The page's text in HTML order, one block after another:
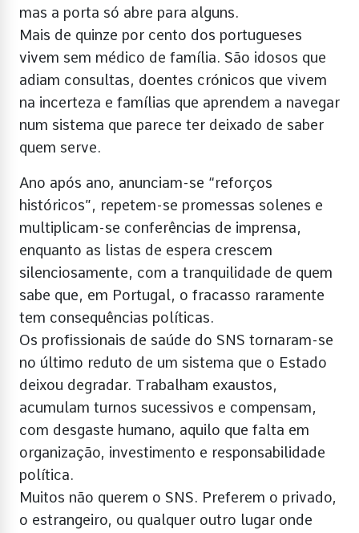
mas a porta só abre para alguns.
Mais de quinze por cento dos portugueses
vivem sem médico de família. São idosos que
adiam consultas, doentes crónicos que vivem
na incerteza e famílias que aprendem a navegar
num sistema que parece ter deixado de saber
quem serve.
Ano após ano, anunciam-se “reforços
históricos”, repetem-se promessas solenes e
multiplicam-se conferências de imprensa,
enquanto as listas de espera crescem
silenciosamente, com a tranquilidade de quem
sabe que, em Portugal, o fracasso raramente
tem consequências políticas.
Os profissionais de saúde do SNS tornaram-se
no último reduto de um sistema que o Estado
deixou degradar. Trabalham exaustos,
acumulam turnos sucessivos e compensam,
com desgaste humano, aquilo que falta em
organização, investimento e responsabilidade
política.
Muitos não querem o SNS. Preferem o privado,
o estrangeiro, ou qualquer outro lugar onde